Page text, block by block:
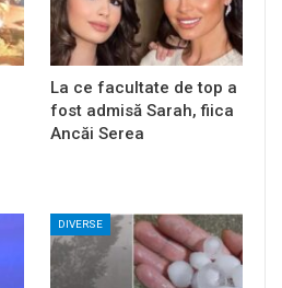
La ce facultate de top a
fost admisă Sarah, fiica
Ancăi Serea
DIVERSE